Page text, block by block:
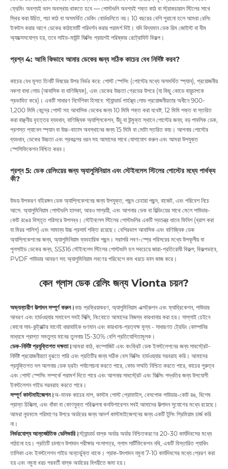
ফ্রেমিং অবশ্যই ভাল অবস্থায় থাকতে হবে — পোস্টগুলি অবশ্যই শক্ত কাঠ বা স্ট্রাকচারাল স্টিলের সাথে
স্থির করা উচিত, পচা কাঠ বা অসমর্থিত ডেকিং বোর্ডগুলিতে নয়। 10 বছরের বেশি পুরানো হলে আমরা রেলিং
ইনস্টল করার আগে ডেকের কাঠামোটি পরিদর্শন করার পরামর্শ দিই। যদি বিদ্যমান ডেক রিম জোইস্ট বা বীম
অ্যাক্সেসযোগ্য হয়, তবে সাইড-মাউন্ট ফিক্সিং প্রায়শই পরিষ্কার রেট্রোফিট বিকল্প।
প্রশ্ন 4: আমি কিভাবে আমার ডেকের জন্য সঠিক কাচের বেধ নির্দিষ্ট করব?
কাচের বেধ মূলত তিনটি বিষয়ের উপর নির্ভর করে: পোস্ট স্পেসিং (পোস্টের মধ্যে অসমর্থিত স্প্যান), প্রয়োজনীয়
নকশা বাধা লোড (আবাসিক বা বাণিজ্যিক), এবং ডেকের উচ্চতা গ্রেডের উপরে (যা কিছু কোডে বায়ুচাপকে
প্রভাবিত করে)। একটি সাধারণ নির্দেশিকা হিসাবে: স্ট্যান্ডার্ড গার্হস্থ্য লোড প্রয়োজনীয়তার অধীনে 900-
1,200 মিমি কেন্দ্রে পোস্ট সহ আবাসিক ডেকের জন্য 10 মিমি শক্ত করা যথেষ্ট; 12 মিমি শক্ত বা স্তরিত
করা বাঞ্ছনীয় বৃহত্তর ব্যবধান, বাণিজ্যিক অ্যাপ্লিকেশন, উঁচু বা উন্মুক্ত স্থানে পোস্টের জন্য; বড় পাবলিক ডেক,
প্রশস্ত প্যানেল স্প্যান বা উচ্চ-বাতাস অবস্থানের জন্য 15 মিমি বা মোটা স্তরিত কাচ। আপনার পোস্টের
ব্যবধান, ডেকের উচ্চতা এবং প্রকল্পের ধরন সহ আমাদের সাথে যোগাযোগ করুন এবং আমরা উপযুক্ত
স্পেসিফিকেশন নিশ্চিত করব।
প্রশ্ন 5: ডেক রেলিংয়ের জন্য অ্যালুমিনিয়াম এবং স্টেইনলেস স্টিলের পোস্টের মধ্যে পার্থক্য
কী?
উভয় উপকরণ বহিরঙ্গন ডেক অ্যাপ্লিকেশনের জন্য উপযুক্ত; পছন্দ চেহারা পছন্দ, বাজেট, এবং পরিবেশ নিচে
আসে. অ্যালুমিনিয়াম পোস্টগুলি হালকা, আরও সাশ্রয়ী, এবং আপনার ডেক বা বিল্ডিংয়ের সাথে মেলে পাউডার-
কোট রঙের বিস্তৃত পরিসরে উপলব্ধ। স্টেইনলেস স্টিলের পোস্টগুলির একটি স্বতন্ত্র ধাতব ফিনিশ (ব্রাশ করা
বা মিরর পালিশ) এবং সামান্য উচ্চ প্রসার্য শক্তি রয়েছে। বেশিরভাগ আবাসিক এবং বাণিজ্যিক ডেক
অ্যাপ্লিকেশনের জন্য, অ্যালুমিনিয়াম ব্যবহারিক পছন্দ। সরাসরি লবণ-স্প্রে পরিসরের মধ্যে উপকূলীয় বা
পুলসাইড ডেকের জন্য, SS316 স্টেইনলেস স্টিলের পোস্টগুলি হল সবচেয়ে জারা-প্রতিরোধী বিকল্প; বিকল্পভাবে,
PVDF পাউডার আবরণ সহ অ্যালুমিনিয়াম লবণের পরিবেশে কম খরচে ভাল কাজ করে।
কেন গ্লাস ডেক রেলিং জন্য Vionta চয়ন?
অভ্যন্তরীণ উত্পাদন সম্পূর্ণ করুন।কাচ প্রক্রিয়াকরণ, অ্যালুমিনিয়াম এক্সট্রুশন এবং ফ্যাব্রিকেশন, পাউডার
আবরণ এবং হার্ডওয়্যার সমাবেশ সবই সিক্সি, নিংবোতে আমাদের নিজস্ব কারখানায় করা হয়। সাপ্লাই চেইনে
কোনো সাব-কন্ট্রাক্টর মানেই ধারাবাহিক গুণমান এবং কারখানা-প্রত্যক্ষ মূল্য - সাধারণত ট্রেডিং কোম্পানির
মাধ্যমে প্রাপ্ত সমতুল্য মানের তুলনায় 15-30% বেশি প্রতিযোগিতামূলক।
ডেক-নির্দিষ্ট প্রযুক্তিগত দক্ষতা।আমরা কাঠ, কম্পোজিট এবং কংক্রিট ডেক ইনস্টলেশনের জন্য সাবস্ট্রেট-
নির্দিষ্ট প্রয়োজনীয়তা বুঝতে পারি এবং প্রতিটির জন্য সঠিক বেস ফিক্সিং হার্ডওয়্যার সরবরাহ করি। আমাদের
প্রযুক্তিগত দল আপনার ডেক ড্রইং পর্যালোচনা করতে পারে, কোড সম্মতি নিশ্চিত করতে পারে, কাচের পুরুত্ব
এবং পোস্ট স্পেসিং সম্পর্কে পরামর্শ দিতে পারে এবং আপনার সাবস্ট্রেট এবং ফিক্সিং পদ্ধতির জন্য উপযোগী
ইনস্টলেশন গাইড সরবরাহ করতে পারে।
সম্পূর্ণ কাস্টমাইজেশন।অ-মানক কাচের মাপ, কাস্টম পোস্ট প্রোফাইল, বেসপোক পাউডার-কোট রঙ, বিশেষ
প্রান্ত চিকিত্সা, এবং বাঁকা বা কোণযুক্ত পরিকল্পনা কনফিগারেশন সবই আমাদের উত্পাদন সুযোগের মধ্যে রয়েছে।
আমরা ন্যূনতম পরিমাণের উপরে অর্ডারের জন্য আদর্শ কাস্টমাইজেশনের জন্য একটি টুলিং প্রিমিয়াম চার্জ করি
না।
নির্ভরযোগ্য আন্তর্জাতিক ডেলিভারি।স্ট্যান্ডার্ড বাল্ক অর্ডার অর্ডার নিশ্চিতকরণের 20-30 কার্যদিবসের মধ্যে
পাঠানো হয়। প্রতিটি চালানে উপাদান পরীক্ষার শংসাপত্র, গ্লাস সার্টিফিকেশন নথি, একটি বিস্তারিত প্যাকিং
তালিকা এবং ইনস্টলেশন গাইড অন্তর্ভুক্ত থাকে। প্রাক-উৎপাদন নমুনা 7-10 কার্যদিবসের মধ্যে প্রেরণ করা
হয় এবং নমুনা খরচ পরবর্তী বাল্ক অর্ডারের বিপরীতে জমা হয়।